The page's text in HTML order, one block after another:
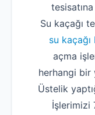
Su kaçağı
su kaçağı
açma
herhangi bir
Üstelik
İşlerimizi